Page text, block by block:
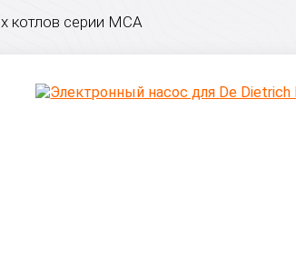
котлов серии МСА